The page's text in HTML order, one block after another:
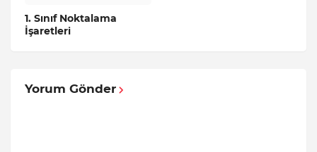
1. Sınıf Noktalama
İşaretleri
Yorum Gönder